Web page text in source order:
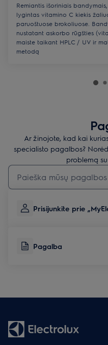
Remiantis išoriniais
lygintas vitamino C kiekis
paruoštuose brokoliuose.
nustatant askorbo rūgšties
maiste taikant HPLC / UV ir
metodą
Ar žinojote, kad kai
specialisto pagalbos?
problemą
Įveskite tekstą, jei norite ieškoti
Prisijunkite prie
Pagalba